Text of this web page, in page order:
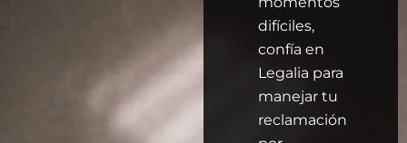
difíciles,
confía en
Legalia para
manejar tu
reclamación